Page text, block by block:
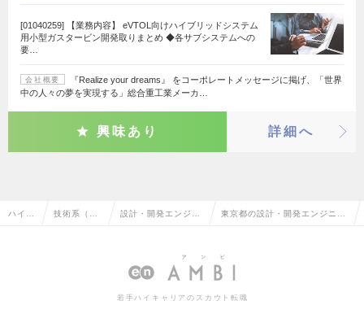
[01040259] 【業務内容】 eVTOL向けハイブリッドシステム
用小型ガスタービン開発取りまとめ ◆各サブシステムへの
要…
会社概要
『Realize your dreams』 をコーポレートメッセージに掲げ、「世界
中の人々の夢を実現する」総合重工業メーカ…
興味あり 詳細へ
ハイク 技術系（機 設計・開発エンジニ
メカトロ・自動車）
東京都の設計・開発エンジニア
動車）の転職・求人情報一覧
若手ハイキャリアのスカウト転職